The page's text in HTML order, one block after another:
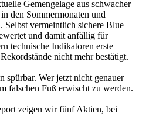
Gemengelage aus schwacher
den Sommermonaten und
Selbst vermeintlich sichere Blue
und damit anfällig für
technische Indikatoren erste
nicht mehr bestätigt.
spürbar. Wer jetzt nicht genauer
falschen Fuß erwischt zu werden.
zeigen wir fünf Aktien, bei